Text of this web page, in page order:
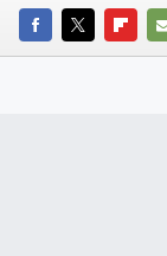
FACEBOOK
TWITTER